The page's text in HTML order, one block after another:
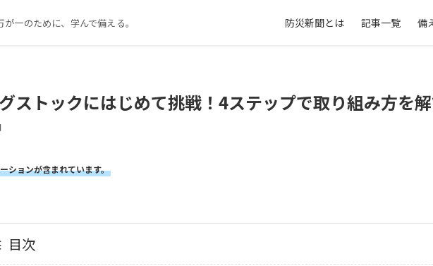
が一のために、学んで備える。 防災新聞とは 記事一覧 備
ストックにはじめて挑戦！4ステップで取り組み方を
ションが含まれています。
目次